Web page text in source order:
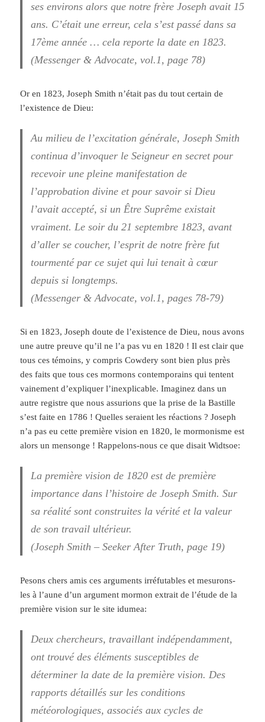
ses environs alors que notre frère Joseph avait 15
ans. C’était une erreur, cela s’est passé dans sa
17ème année … cela reporte la date en 1823.
(Messenger & Advocate, vol.1, page 78)
Or en 1823, Joseph Smith n’était pas du tout certain de
l’existence de Dieu:
Au milieu de l’excitation générale, Joseph Smith
continua d’invoquer le Seigneur en secret pour
recevoir une pleine manifestation de
l’approbation divine et pour savoir si Dieu
l’avait accepté,si un Être Suprême existait
vraiment. Le soir du 21 septembre 1823, avant
d’aller se coucher, l’esprit de notre frère fut
tourmenté par ce sujet qui lui tenait à cœur
depuis si longtemps.
(Messenger & Advocate, vol.1, pages 78-79)
Si en 1823, Joseph doute de l’existence de Dieu, nous avons
une autre preuve qu’il ne l’a pas vu en 1820 ! Il est clair que
tous ces témoins, y compris Cowdery sont bien plus près
des faits que tous ces mormons contemporains qui tentent
vainement d’expliquer l’inexplicable. Imaginez dans un
autre registre que nous assurions que la prise de la Bastille
s’est faite en 1786 ! Quelles seraient les réactions ? Joseph
n’a pas eu cette première vision en 1820, le mormonisme est
alors un mensonge ! Rappelons-nous ce que disait Widtsoe:
La première vision de 1820 est de première
importance dans l’histoire de Joseph Smith. Sur
sa réalité sont construites la vérité et la valeur
de son travail ultérieur.
(Joseph Smith – Seeker After Truth, page 19)
Pesons chers amis ces arguments irréfutables et mesurons-
les à l’aune d’un argument mormon extrait de l’étude de la
première vision sur le site idumea:
Deux chercheurs, travaillant indépendamment,
ont trouvé des éléments susceptibles de
déterminer la date de la première vision. Des
rapports détaillés sur les conditions
météorologiques, associés aux cycles de